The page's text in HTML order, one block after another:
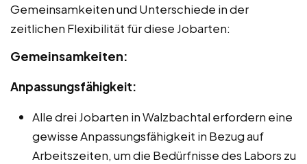
Gemeinsamkeiten und Unterschiede in der
zeitlichen Flexibilität für diese Jobarten:
Gemeinsamkeiten:
Anpassungsfähigkeit:
Alle drei Jobarten in Walzbachtal erfordern eine
gewisse Anpassungsfähigkeit in Bezug auf
Arbeitszeiten, um die Bedürfnisse des Labors zu